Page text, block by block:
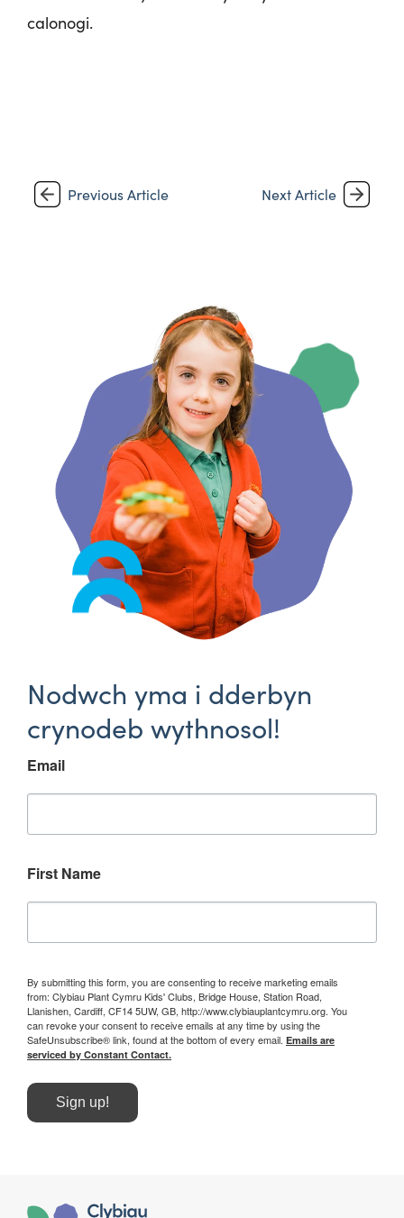
calonogi.
Previous Article Next Article
Nodwch yma i dderbyn
crynodeb wythnosol!
Email
First Name
By submitting this form, you are consenting to receive marketing emails
from: Clybiau Plant Cymru Kids' Clubs, Bridge House, Station Road,
Llanishen, Cardiff, CF14 5UW, GB, http://www.clybiauplantcymru.org. You
can revoke your consent to receive emails at any time by using the
SafeUnsubscribe® link, found at the bottom of every email. Emails are
serviced by Constant Contact.
Sign up!